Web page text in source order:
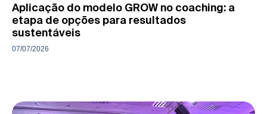
Aplicação do modelo GROW no coaching: a
etapa de opções para resultados
sustentáveis
07/07/2026